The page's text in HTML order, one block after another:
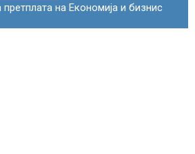
на Економија и бизнис